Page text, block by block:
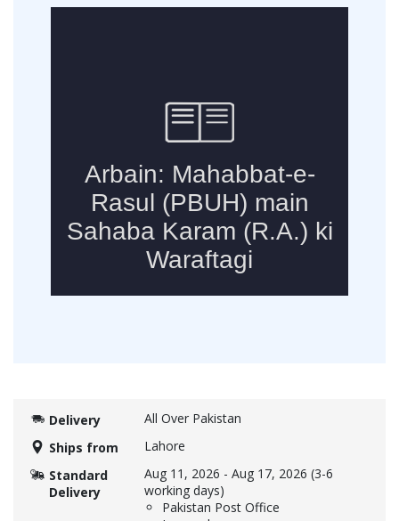
Delivery
All Over Pakistan
Ships from
Lahore
Standard
Delivery
Aug 11, 2026 - Aug 17, 2026 (3-6
working days)
Pakistan Post Office